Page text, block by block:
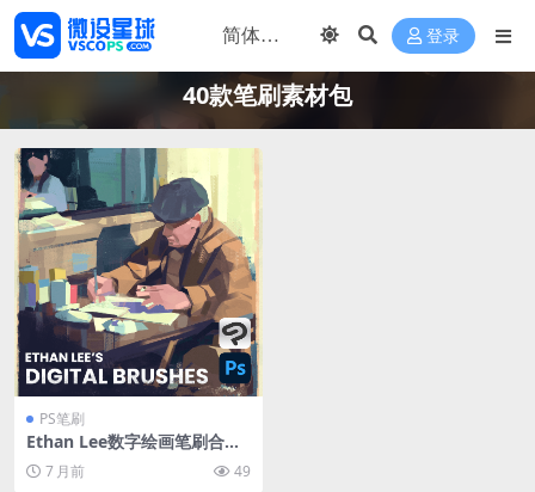
登录
40款笔刷素材包
PS笔刷
Ethan Lee数字绘画笔刷合集
40+款专业画笔含4款必备笔刷
插画速写PS画笔
7 月前 49